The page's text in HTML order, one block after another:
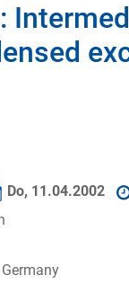
Do, 11.04.2002